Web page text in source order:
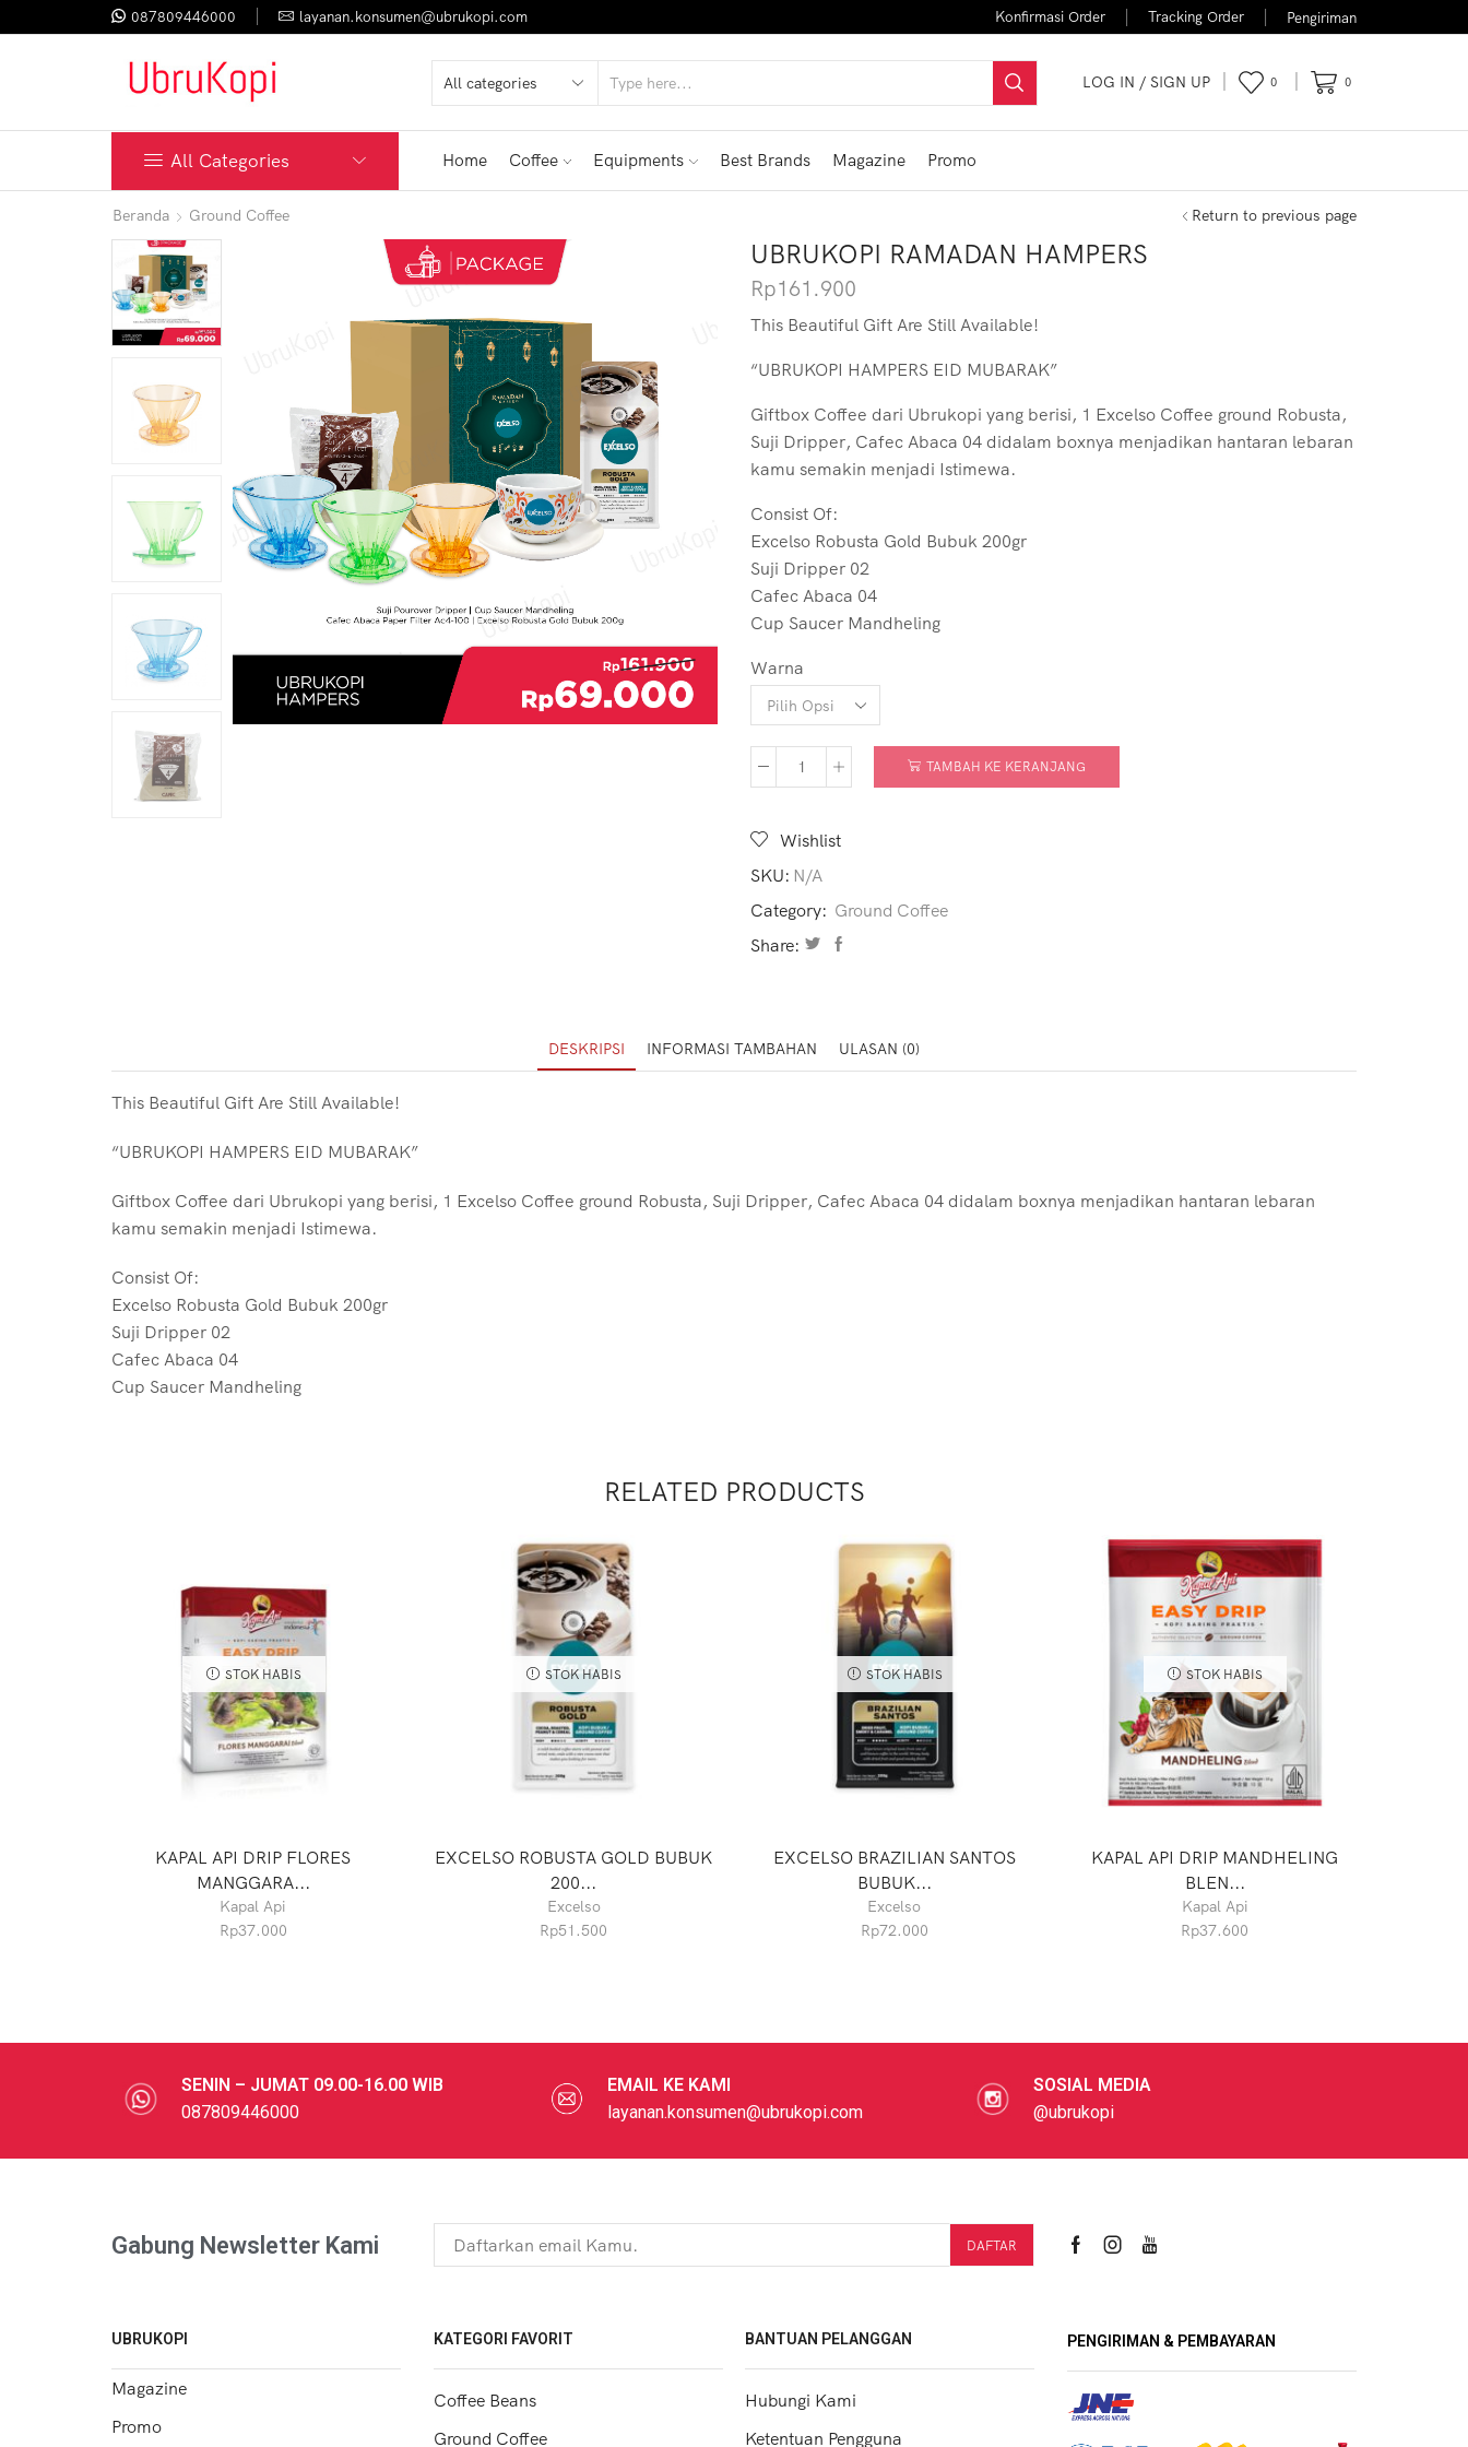
087809446000 layanan.konsumen@ubrukopi.com Konfirmasi Order Tracking Order Pengiriman
LOG IN / SIGN UP 0 0
All Categories Home Coffee Equipments Best Brands Magazine Promo
Beranda Ground Coffee Return to previous page
UBRUKOPI RAMADAN HAMPERS
Rp161.900
This Beautiful Gift Are Still Available!
“UBRUKOPI HAMPERS EID MUBARAK”
Giftbox Coffee dari Ubrukopi yang berisi, 1 Excelso Coffee ground Robusta,
Suji Dripper, Cafec Abaca 04 didalam boxnya menjadikan hantaran lebaran
kamu semakin menjadi Istimewa.
Consist Of:
Excelso Robusta Gold Bubuk 200gr
Suji Dripper 02
Cafec Abaca 04
Cup Saucer Mandheling
Warna
TAMBAH KE KERANJANG
Wishlist
SKU: N/A
Category: Ground Coffee
Share:
DESKRIPSI INFORMASI TAMBAHAN ULASAN (0)
This Beautiful Gift Are Still Available!
“UBRUKOPI HAMPERS EID MUBARAK”
Giftbox Coffee dari Ubrukopi yang berisi, 1 Excelso Coffee ground Robusta, Suji Dripper, Cafec Abaca 04 didalam boxnya menjadikan hantaran lebaran
kamu semakin menjadi Istimewa.
Consist Of:
Excelso Robusta Gold Bubuk 200gr
Suji Dripper 02
Cafec Abaca 04
Cup Saucer Mandheling
RELATED PRODUCTS
STOK HABIS
KAPAL API DRIP FLORES
MANGGARA...
Kapal Api
Rp37.000
STOK HABIS
EXCELSO ROBUSTA GOLD BUBUK
200...
Excelso
Rp51.500
STOK HABIS
EXCELSO BRAZILIAN SANTOS
BUBUK...
Excelso
Rp72.000
STOK HABIS
KAPAL API DRIP MANDHELING
BLEN...
Kapal Api
Rp37.600
SENIN – JUMAT 09.00-16.00 WIB
087809446000
EMAIL KE KAMI
layanan.konsumen@ubrukopi.com
SOSIAL MEDIA
@ubrukopi
Gabung Newsletter Kami
UBRUKOPI
Magazine
Promo
KATEGORI FAVORIT
Coffee Beans
Ground Coffee
BANTUAN PELANGGAN
Hubungi Kami
Ketentuan Pengguna
PENGIRIMAN & PEMBAYARAN